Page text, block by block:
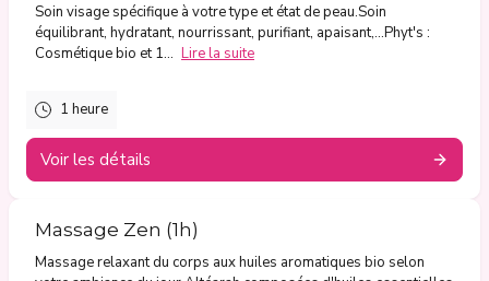
Soin visage spécifique à votre type et état de peau.Soin
équilibrant, hydratant, nourrissant, purifiant, apaisant,...Phyt's :
Cosmétique bio et 1... Lire la suite
1 heure
Voir les détails
Massage Zen (1h)
Massage relaxant du corps aux huiles aromatiques bio selon